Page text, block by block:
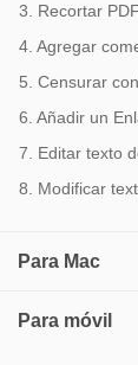
3. Recortar
4. Agregar
5. Censurar
6. Añadir un
7. Editar texto
8. Modificar
Para Mac
Para móvil